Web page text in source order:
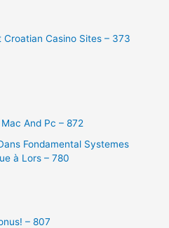
Casino Sites – 373
And Pc – 872
Fondamental Systemes
à Lors – 780
– 807